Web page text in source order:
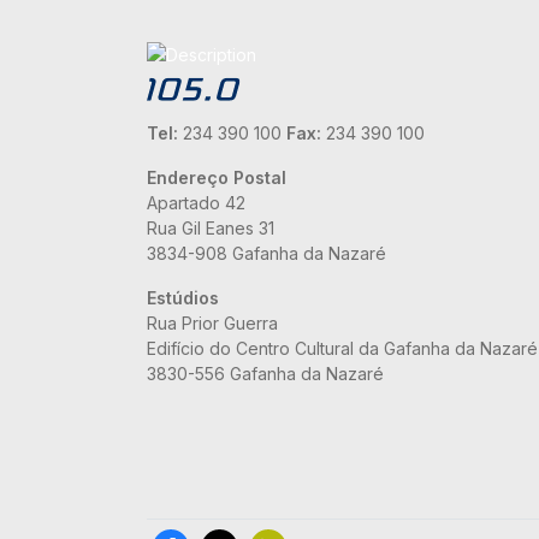
Tel: 234 390 100 Fax: 234 390 100
Endereço Postal
Apartado 42
Rua Gil Eanes 31
3834-908 Gafanha da Nazaré
Estúdios
Rua Prior Guerra
Edifício do Centro Cultural da Gafanha da Nazaré
3830-556 Gafanha da Nazaré